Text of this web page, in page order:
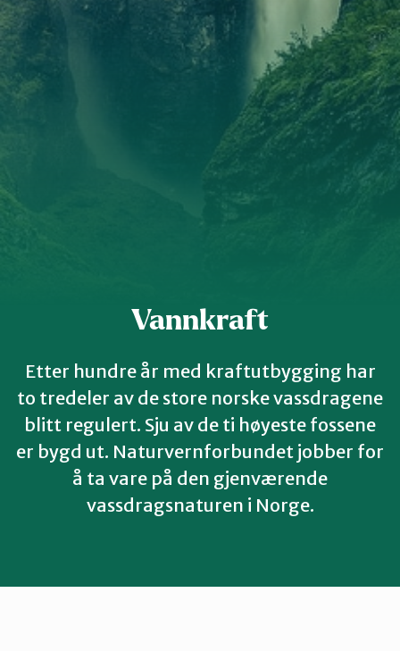
Telemark
Troms
Vannkraft
Etter hundre år med kraftutbygging har
to tredeler av de store norske vassdragene
blitt regulert. Sju av de ti høyeste fossene
er bygd ut. Naturvernforbundet jobber for
å ta vare på den gjenværende
vassdragsnaturen i Norge.